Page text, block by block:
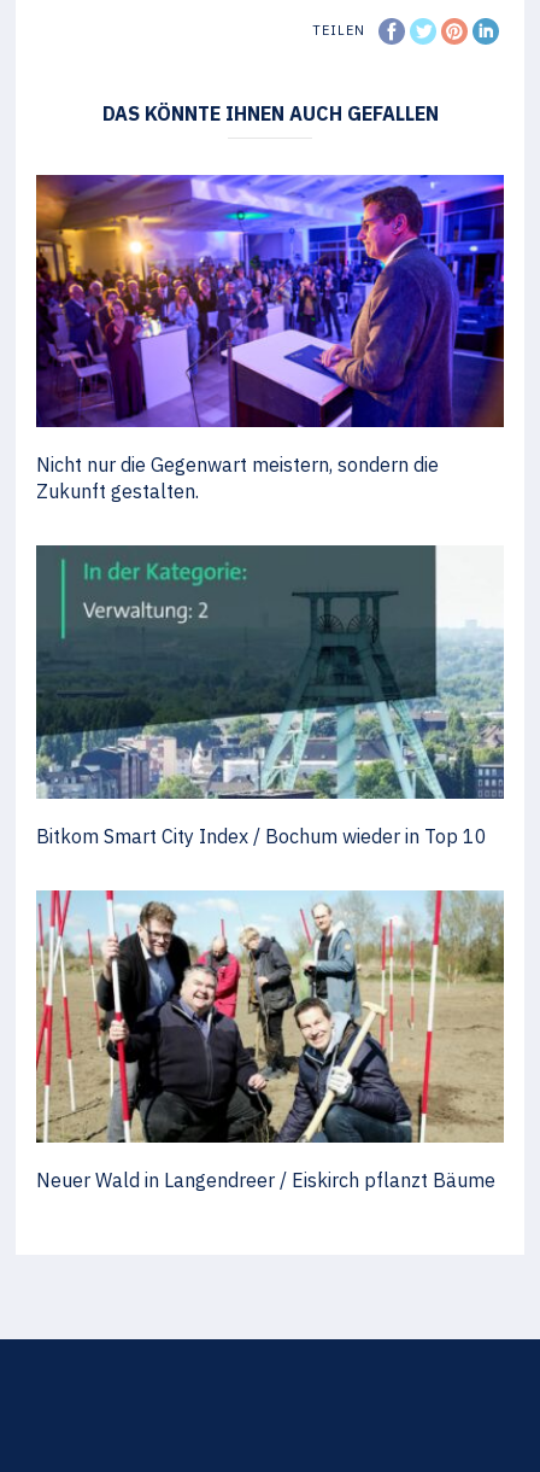
TEILEN
DAS KÖNNTE IHNEN AUCH GEFALLEN
Nicht nur die Gegenwart meistern, sondern die
Zukunft gestalten.
Bitkom Smart City Index / Bochum wieder in Top 10
Neuer Wald in Langendreer / Eiskirch pflanzt Bäume